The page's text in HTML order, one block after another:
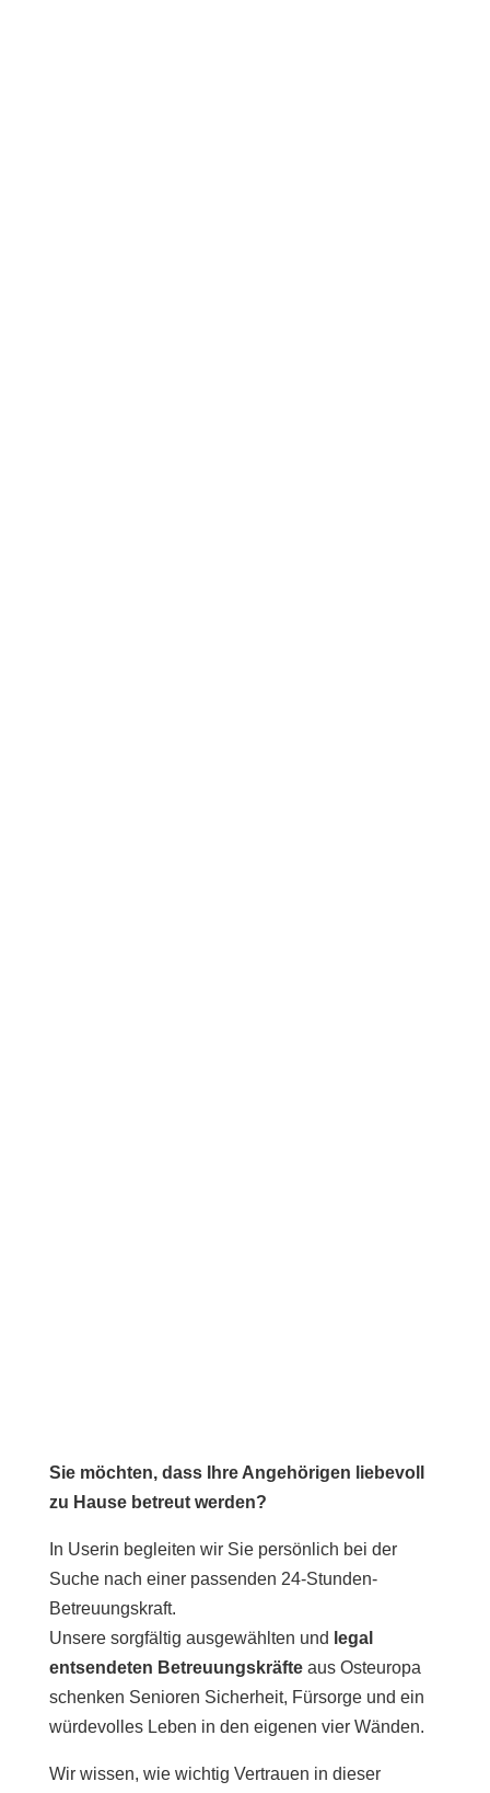
Sie möchten, dass Ihre Angehörigen liebevoll
zu Hause betreut werden?
In Userin begleiten wir Sie persönlich bei der
Suche nach einer passenden 24-Stunden-
Betreuungskraft.
Unsere sorgfältig ausgewählten und legal
entsendeten Betreuungskräfteaus Osteuropa
schenken Senioren Sicherheit, Fürsorge und ein
würdevolles Leben in den eigenen vier Wänden.
Wir wissen, wie wichtig Vertrauen in dieser